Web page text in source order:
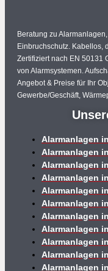
Beratung zu
Einbruchschutz. Kabellos,
Zertifiziert nach EN 50131
von Alarmsystemen.
Angebot & Preise für Ihr
Gewerbe/Geschäft,
Alarmanlagen
Alarmanlagen
Alarmanlagen
Alarmanlagen
Alarmanlagen
Alarmanlagen
Alarmanlagen
Alarmanlagen
Alarmanlagen
Alarmanlagen
Alarmanlagen